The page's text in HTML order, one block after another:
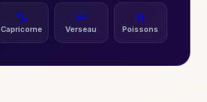
♑
Capricorne
♒
Verseau
♓
Poissons